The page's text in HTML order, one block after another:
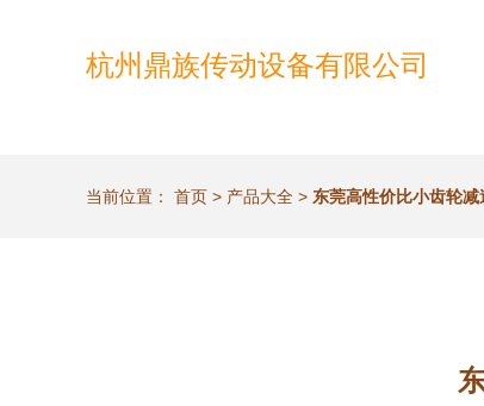
杭州鼎族传动设备有限公司
当前位置： 首页 > 产品大全 > 东莞高性价比小齿轮